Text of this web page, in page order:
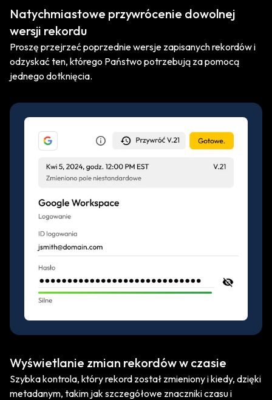
Natychmiastowe przywrócenie dowolnej
wersji rekordu
Proszę przejrzeć poprzednie wersje zapisanych rekordów i
odzyskać ten, którego Państwo potrzebują za pomocą
jednego dotknięcia.
Wyświetlanie zmian rekordów w czasie
Szybka kontrola, który rekord został zmieniony i kiedy, dzięki
metadanym, takim jak szczegółowe znaczniki czasu i